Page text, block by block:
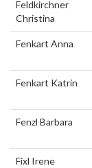
Feldkirchner
Christina
Fenkart Anna
Fenkart Katrin
Fenzl Barbara
Fixl Irene